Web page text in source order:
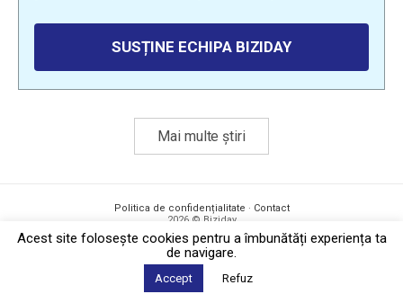
SUSȚINE ECHIPA BIZIDAY
Mai multe știri
Politica de confidențialitate · Contact
2026 © Biziday
Acest site foloseşte cookies pentru a îmbunătăți experiența ta
de navigare.
Accept Refuz